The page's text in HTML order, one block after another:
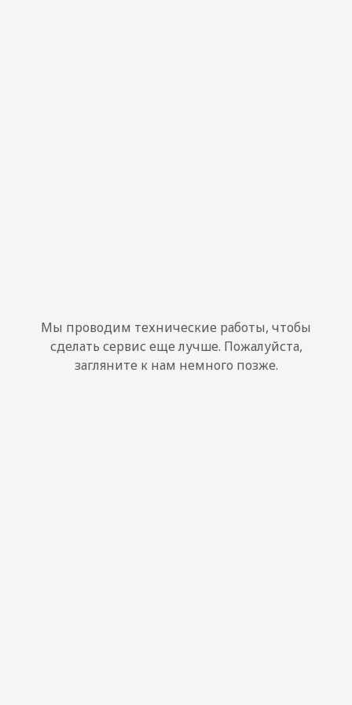
Мы проводим технические работы, чтобы
сделать сервис еще лучше. Пожалуйста,
загляните к нам немного позже.